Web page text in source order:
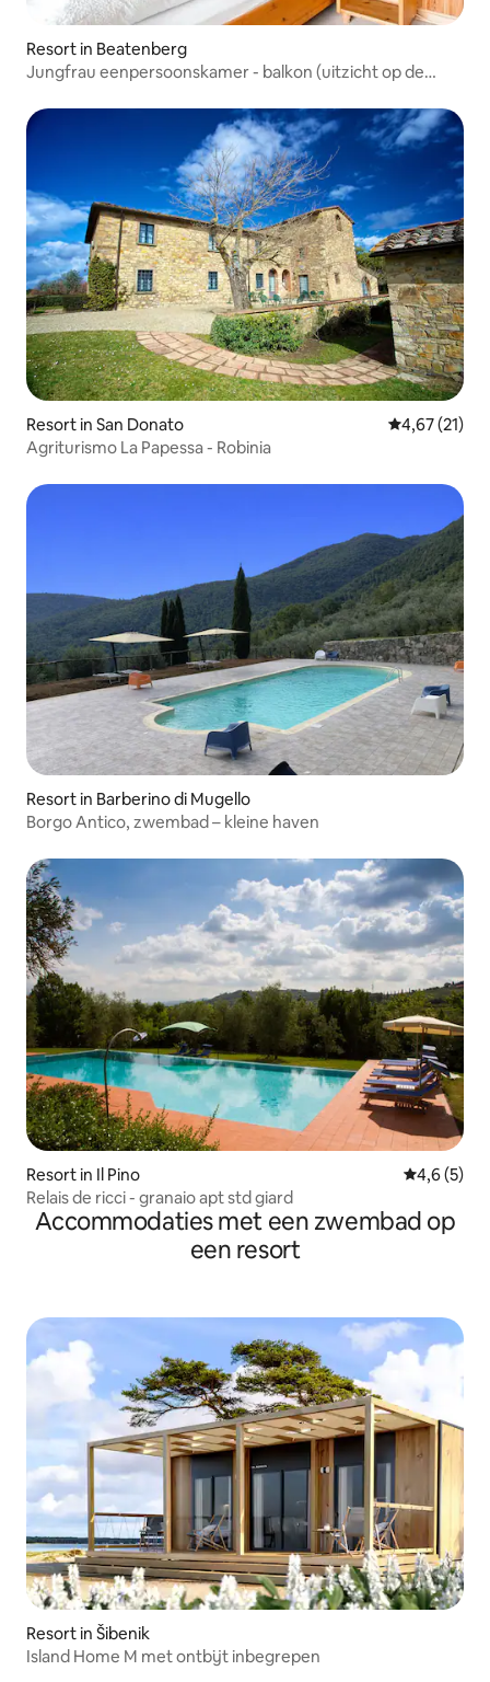
Resort in Beatenberg
Jungfrau eenpersoonskamer - balkon (uitzicht op de
Resort in San Donato Gemiddelde
4,67 (21)
Agriturismo La Papessa - Robinia
Resort in Barberino di Mugello
Borgo Antico, zwembad – kleine haven
Resort in Il Pino
4,6 (5)
Relais de ricci - granaio apt std giard
Accommodaties met een zwembad op
een resort
Resort in Šibenik
Island Home M met ontbijt inbegrepen